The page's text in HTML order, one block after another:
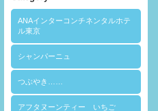
ANAインターコンチネンタルホテ
ル東京
シャンパーニュ
つぶやき……
アフタヌーンティー いちご